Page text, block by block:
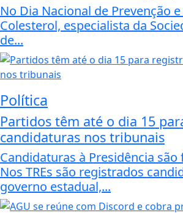
No Dia Nacional de Prevenção
Colesterol, especialista da
de...
Política
Partidos têm até o dia 15
candidaturas nos tribunais
Candidaturas à Presidência são
Nos TREs são registrados
governo estadual,...